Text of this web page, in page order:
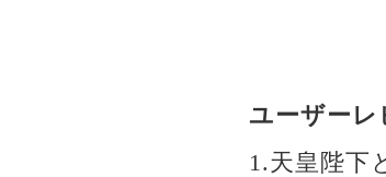
ユーザーレ
1.天皇陛下